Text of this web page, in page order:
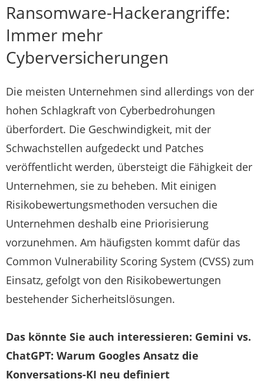
Ransomware-Hackerangriffe:
Immer mehr
Cyberversicherungen
Die meisten Unternehmen sind allerdings von der
hohen Schlagkraft von Cyberbedrohungen
überfordert. Die Geschwindigkeit, mit der
Schwachstellen aufgedeckt und Patches
veröffentlicht werden, übersteigt die Fähigkeit der
Unternehmen, sie zu beheben. Mit einigen
Risikobewertungsmethoden versuchen die
Unternehmen deshalb eine Priorisierung
vorzunehmen. Am häufigsten kommt dafür das
Common Vulnerability Scoring System (CVSS) zum
Einsatz, gefolgt von den Risikobewertungen
bestehender Sicherheitslösungen.
Das könnte Sie auch interessieren: Gemini vs.
ChatGPT: Warum Googles Ansatz die
Konversations-KI neu definiert